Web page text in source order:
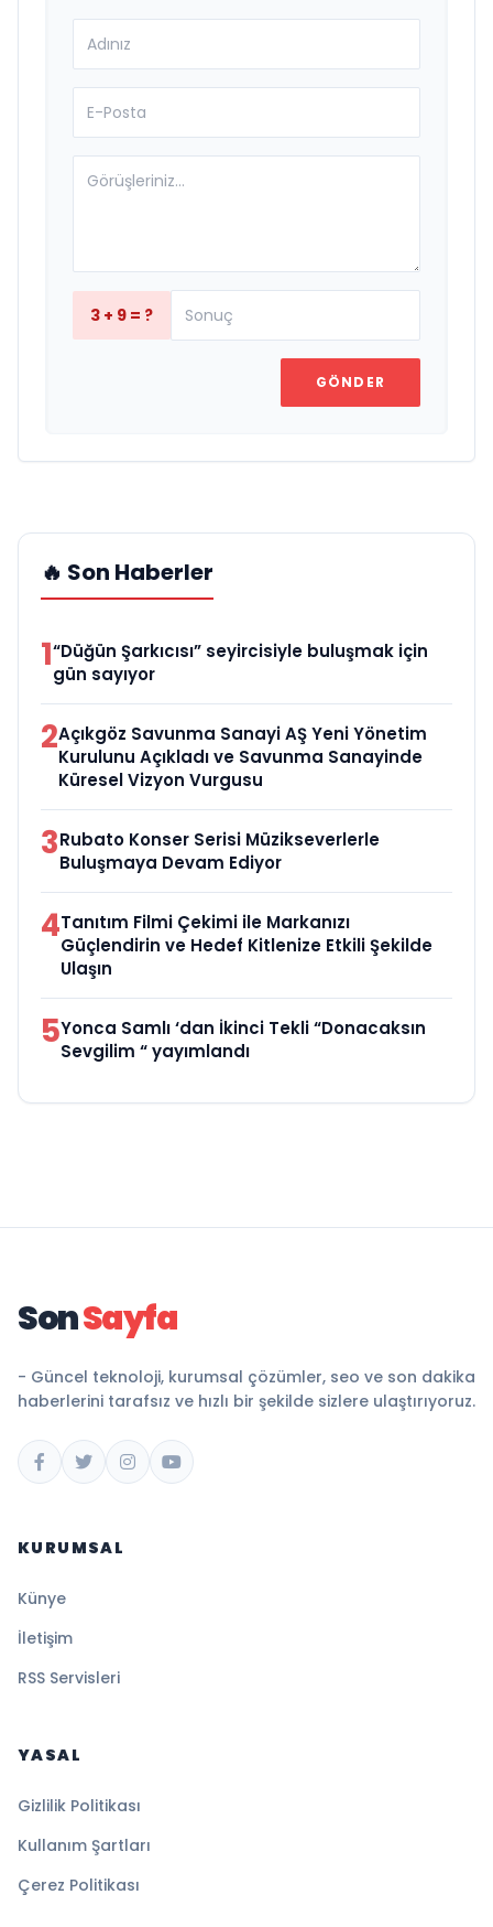
3 + 9 = ?
GÖNDER
🔥 Son Haberler
1“Düğün Şarkıcısı” seyircisiyle buluşmak için
gün sayıyor
2Açıkgöz Savunma Sanayi AŞ Yeni Yönetim
Kurulunu Açıkladı ve Savunma Sanayinde
Küresel Vizyon Vurgusu
3Rubato Konser Serisi Müzikseverlerle
Buluşmaya Devam Ediyor
4Tanıtım Filmi Çekimi ile Markanızı
Güçlendirin ve Hedef Kitlenize Etkili Şekilde
Ulaşın
5Yonca Samlı ‘dan İkinci Tekli “Donacaksın
Sevgilim “ yayımlandı
SonSayfa
- Güncel teknoloji, kurumsal çözümler, seo ve son dakika
haberlerini tarafsız ve hızlı bir şekilde sizlere ulaştırıyoruz.
KURUMSAL
Künye
İletişim
RSS Servisleri
YASAL
Gizlilik Politikası
Kullanım Şartları
Çerez Politikası